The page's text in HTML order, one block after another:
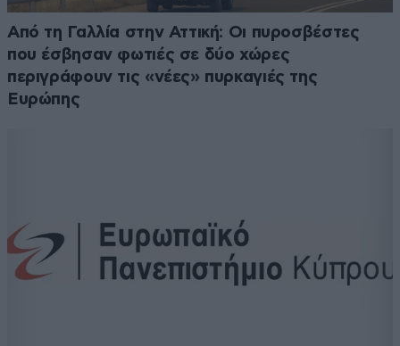
Από τη Γαλλία στην Αττική: Οι πυροσβέστες
που έσβησαν φωτιές σε δύο χώρες
περιγράφουν τις «νέες» πυρκαγιές της
Ευρώπης